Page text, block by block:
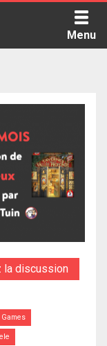
Menu
la discussion
Games